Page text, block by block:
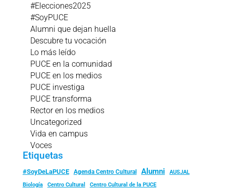
#Elecciones2025
#SoyPUCE
Alumni que dejan huella
Descubre tu vocación
Lo más leído
PUCE en la comunidad
PUCE en los medios
PUCE investiga
PUCE transforma
Rector en los medios
Uncategorized
Vida en campus
Voces
Etiquetas
#SoyDeLaPUCE Agenda Centro Cultural Alumni
AUSJAL
Biología
Centro Cultural Centro Cultural de la PUCE